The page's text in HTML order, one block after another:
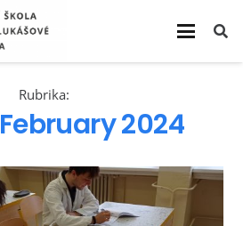
Rubrika:
February 2024